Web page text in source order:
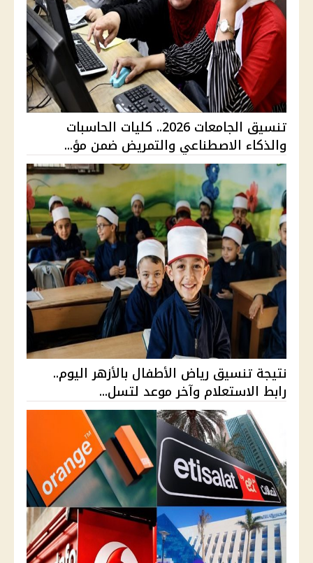
تنسيق الجامعات 2026.. كليات الحاسبات
والذكاء الاصطناعي والتمريض ضمن مؤ...
نتيجة تنسيق رياض الأطفال بالأزهر اليوم..
رابط الاستعلام وآخر موعد لتسل...